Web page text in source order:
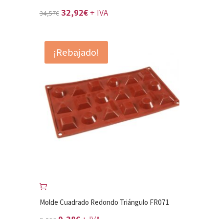
34,57€ El
original
era:
32,92€El
actual
es:
+ IVA
¡Rebajado!
Molde Cuadrado Redondo Triángulo FR071